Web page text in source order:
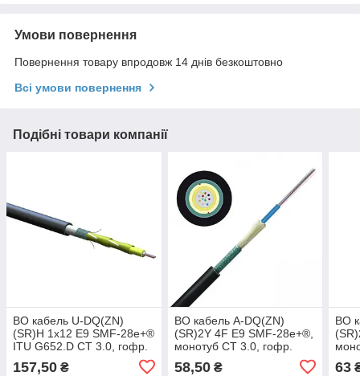
Умови повернення
Повернення товару впродовж 14 днів безкоштовно
Всі умови повернення
Подібні товари компанії
ВО кабель U-DQ(ZN)
(SR)H 1x12 E9 SMF-28e+®
ITU G652.D CT 3.0, гофр.
броня, LSZH/FRNC (Eca)
157,50 ₴
ВО кабель A-DQ(ZN)
(SR)2Y 4F E9 SMF-28e+®,
монотуб CT 3.0, гофр.
58,50₴
ВО
63